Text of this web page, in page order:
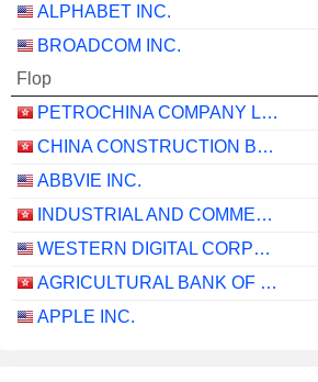
ALPHABET INC.
BROADCOM INC.
Flop
PETROCHINA COMPANY LIMITED
CHINA CONSTRUCTION BANK CORPORATION
ABBVIE INC.
INDUSTRIAL AND COMMERCIAL BANK OF CHINA LIMITED
WESTERN DIGITAL CORPORATION
AGRICULTURAL BANK OF CHINA LIMITED
APPLE INC.